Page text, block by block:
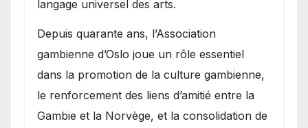
langage universel des arts.
​Depuis quarante ans, l’Association
gambienne d’Oslo joue un rôle essentiel
dans la promotion de la culture gambienne,
le renforcement des liens d’amitié entre la
Gambie et la Norvège, et la consolidation de